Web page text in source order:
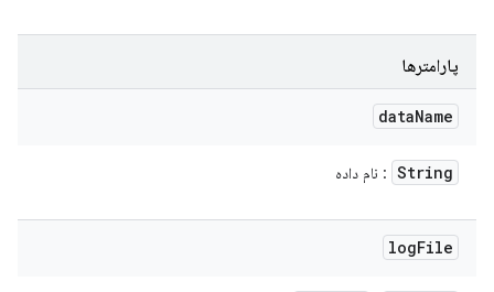
پارامترها
dataName
String : نام داده
logFile